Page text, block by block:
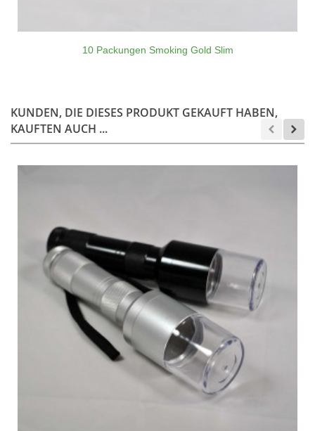
10 Packungen Smoking Gold Slim
KUNDEN, DIE DIESES PRODUKT GEKAUFT HABEN,
KAUFTEN AUCH ...